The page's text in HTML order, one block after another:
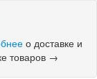
о доставке и
товаров →